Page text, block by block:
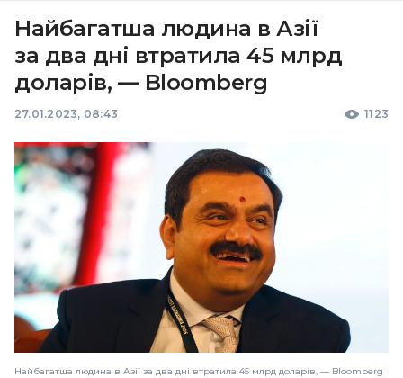
Найбагатша людина в Азії
за два дні втратила 45 млрд
доларів, — Bloomberg
27.01.2023, 08:43 1123
Найбагатша людина в Азії за два дні втратила 45 млрд доларів, — Bloomberg